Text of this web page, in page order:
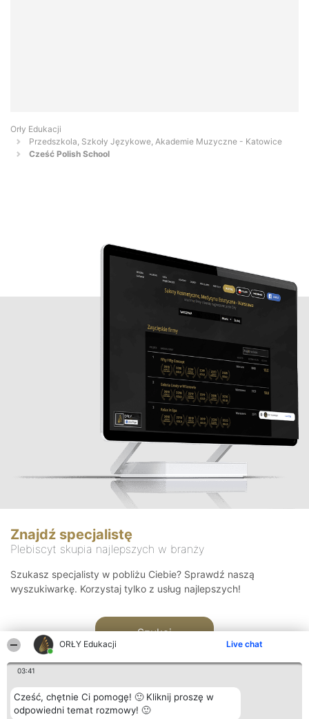
ORŁY Edukacji Live chat
03:41
Cześć, chętnie Ci pomogę! 🙂 Kliknij proszę w
odpowiedni temat rozmowy! 🙂
Orły Edukacji
Przedszkola, Szkoły Językowe, Akademie Muzyczne - Katowice
Cześć Polish School
Znajdź specjalistę
Plebiscyt skupia najlepszych w branży
Szukasz specjalisty w pobliżu Ciebie? Sprawdź naszą
wyszukiwarkę. Korzystaj tylko z usług najlepszych!
Szukaj